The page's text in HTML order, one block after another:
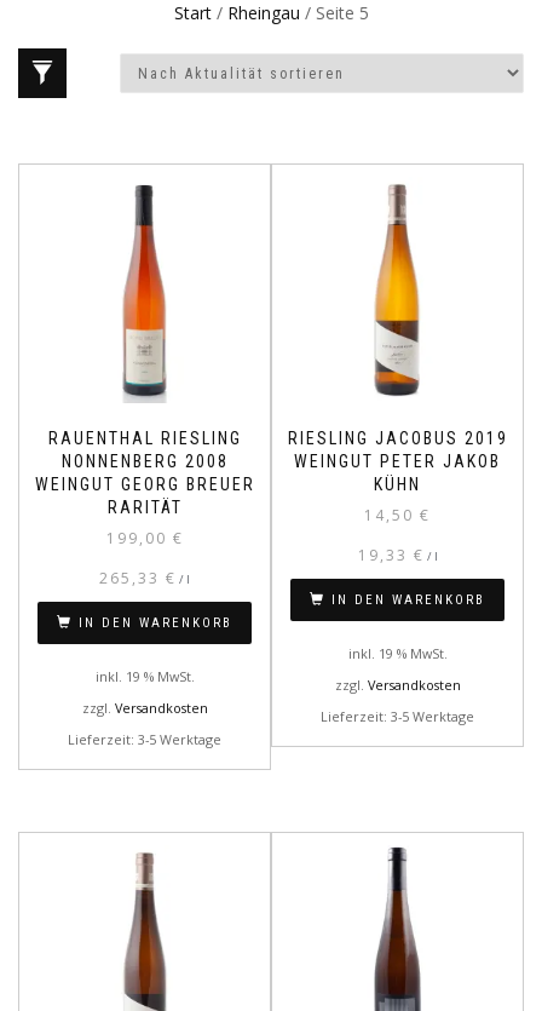
Start/ Rheingau / Seite 5
RAUENTHAL RIESLING
NONNENBERG 2008
WEINGUT GEORG BREUER
RARITÄT
199,00 €
265,33 € / l
IN DEN WARENKORB
inkl. 19 % MwSt.
zzgl. Versandkosten
Lieferzeit: 3-5 Werktage
RIESLING JACOBUS 2019
WEINGUT PETER JAKOB
KÜHN
14,50 €
19,33 € / l
IN DEN WARENKORB
inkl. 19 % MwSt.
zzgl. Versandkosten
Lieferzeit: 3-5 Werktage